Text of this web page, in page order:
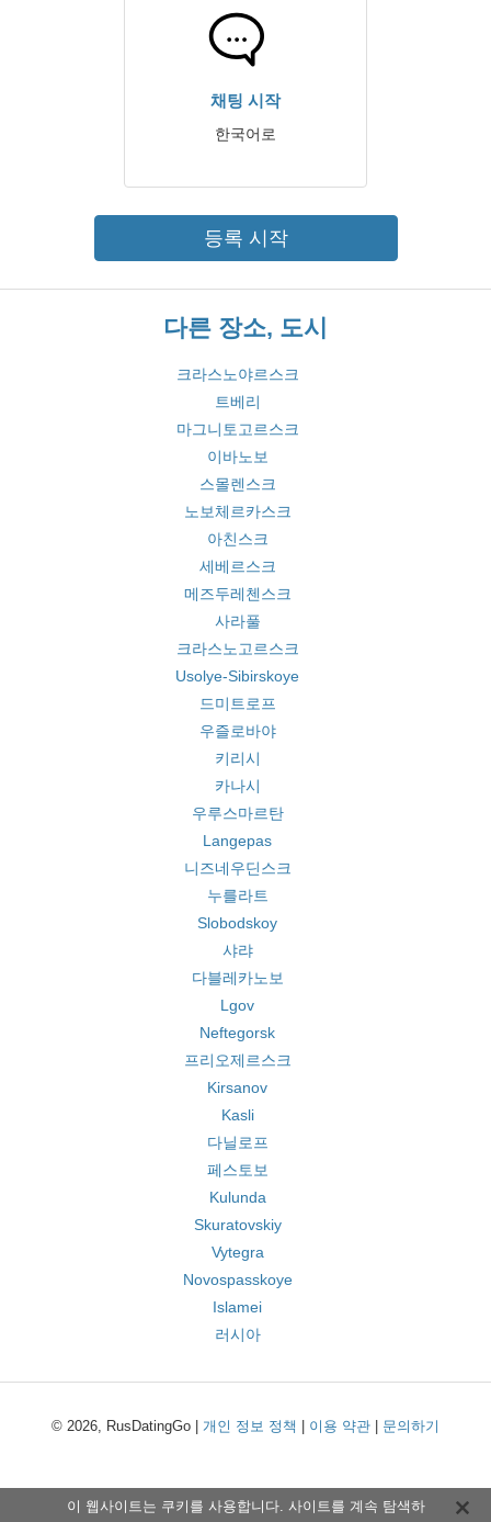
채팅 시작
한국어로
등록 시작
다른 장소, 도시
크라스노야르스크
트베리
마그니토고르스크
이바노보
스몰렌스크
노보체르카스크
아친스크
세베르스크
메즈두레첸스크
사라풀
크라스노고르스크
Usolye-Sibirskoye
드미트로프
우즐로바야
키리시
카나시
우루스마르탄
Langepas
니즈네우딘스크
누를라트
Slobodskoy
샤랴
다블레카노보
Lgov
Neftegorsk
프리오제르스크
Kirsanov
Kasli
다닐로프
페스토보
Kulunda
Skuratovskiy
Vytegra
Novospasskoye
Islamei
러시아
© 2026, RusDatingGo | 개인 정보 정책 이용 약관 문의하기
이 웹사이트는 쿠키를 사용합니다. 사이트를 계속 탐색하